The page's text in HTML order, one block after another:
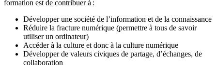
formation est de contribuer à :
Développer une société de l’information et de la connaissance
Réduire la fracture numérique (permettre à tous de savoir
utiliser un ordinateur)
Accéder à la culture et donc à la culture numérique
Développer de valeurs civiques de partage, d’échanges, de
collaboration